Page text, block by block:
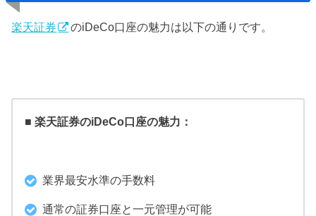
楽天証券 のiDeCo口座の魅力は以下の通りです。
■ 楽天証券のiDeCo口座の魅力：
業界最安水準の手数料
通常の証券口座と一元管理が可能